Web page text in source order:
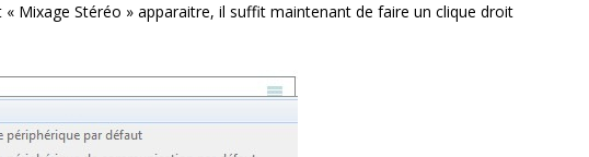
« Mixage Stéréo » apparaitre, il suffit maintenant de faire un clique droit